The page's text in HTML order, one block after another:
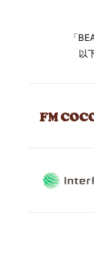
「
以